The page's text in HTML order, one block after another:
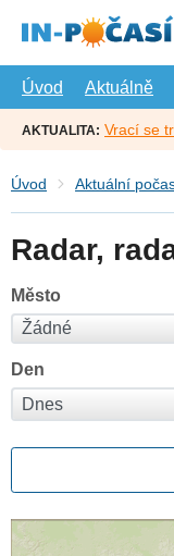
hlavní
Úvod
Aktuálně
AKTUALITA: Vrací se
Úvod Aktuální
Radar,
Město
Den